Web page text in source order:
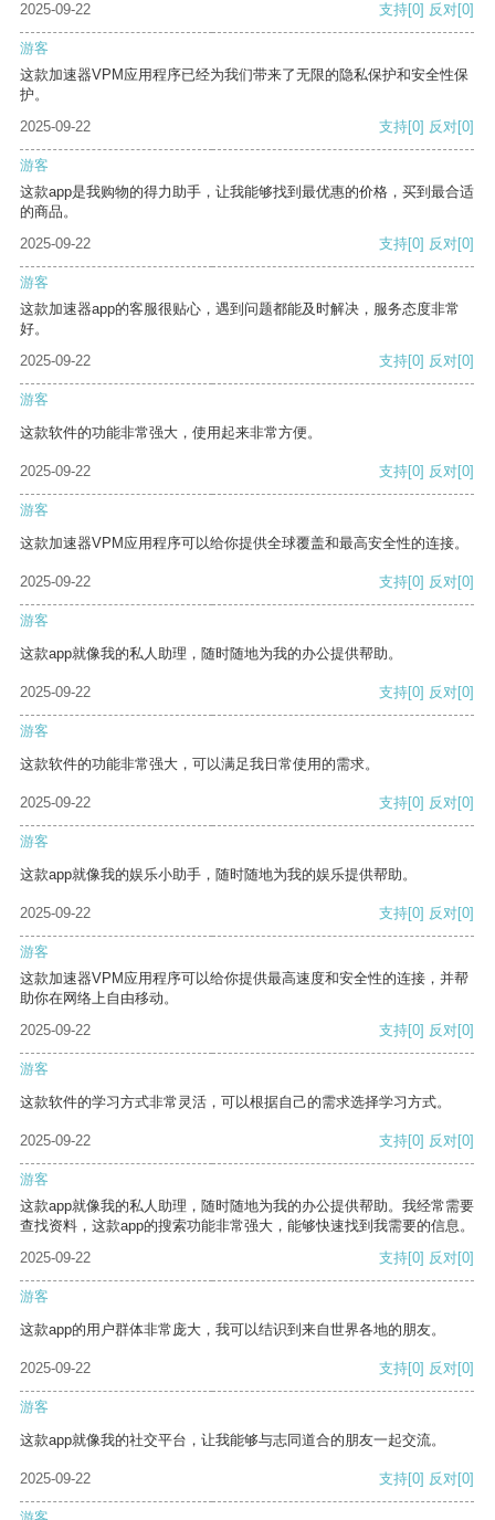
2025-09-22 支持[0] 反对[0]
游客
这款加速器VPM应用程序已经为我们带来了无限的隐私保护和安全性保
护。
2025-09-22
支持[0] 反对[0]
游客
这款app是我购物的得力助手，让我能够找到最优惠的价格，买到最合适
的商品。
2025-09-22
支持[0] 反对[0]
游客
这款加速器app的客服很贴心，遇到问题都能及时解决，服务态度非常
好。
2025-09-22
支持[0] 反对[0]
游客
这款软件的功能非常强大，使用起来非常方便。
2025-09-22 支持[0] 反对[0]
游客
这款加速器VPM应用程序可以给你提供全球覆盖和最高安全性的连接。
2025-09-22 支持[0] 反对[0]
游客
这款app就像我的私人助理，随时随地为我的办公提供帮助。
2025-09-22 支持[0] 反对[0]
游客
这款软件的功能非常强大，可以满足我日常使用的需求。
2025-09-22 支持[0] 反对[0]
游客
这款app就像我的娱乐小助手，随时随地为我的娱乐提供帮助。
2025-09-22 支持[0] 反对[0]
游客
这款加速器VPM应用程序可以给你提供最高速度和安全性的连接，并帮
助你在网络上自由移动。
2025-09-22
支持[0] 反对[0]
游客
这款软件的学习方式非常灵活，可以根据自己的需求选择学习方式。
2025-09-22 支持[0] 反对[0]
游客
这款app就像我的私人助理，随时随地为我的办公提供帮助。我经常需要
查找资料，这款app的搜索功能非常强大，能够快速找到我需要的信息。
2025-09-22
支持[0] 反对[0]
游客
这款app的用户群体非常庞大，我可以结识到来自世界各地的朋友。
2025-09-22 支持[0] 反对[0]
游客
这款app就像我的社交平台，让我能够与志同道合的朋友一起交流。
2025-09-22 支持[0] 反对[0]